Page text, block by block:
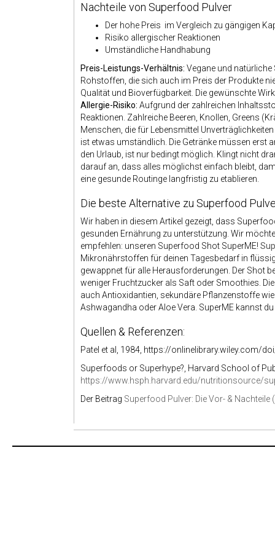
Nachteile von Superfood Pulver
Der hohe Preis im Vergleich zu gängigen
Risiko allergischer Reaktionen
Umständliche Handhabung
Preis-Leistungs-Verhältnis: Vegane und
Rohstoffen, die sich auch im Preis der Produkte
Qualität und Bioverfügbarkeit. Die gewünschte
Allergie-Risiko: Aufgrund der zahlreichen
Reaktionen. Zahlreiche Beeren, Knollen, Greens
Menschen, die für Lebensmittel
ist etwas umständlich. Die Getränke müssen erst
den Urlaub, ist nur bedingt möglich. Klingt nicht
darauf an, dass alles möglichst einfach bleibt,
eine gesunde Routinge langfristig zu etablieren.
Die beste Alternative zu Superfood
Wir haben in diesem Artikel gezeigt, dass
gesunden Ernährung zu unterstützung. Wir
empfehlen: unseren Superfood Shot SuperME!
Mikronährstoffen für deinen Tagesbedarf in
gewappnet für alle Herausforderungen. Der Shot
weniger Fruchtzucker als Saft oder Smoothies.
auch Antioxidantien, sekundäre Pflanzenstoffe
Ashwagandha oder Aloe Vera. SuperME kannst
Quellen & Referenzen:
Patel et al, 1984, https://onlinelibrary.wiley.com/
Superfoods or Superhype?, Harvard School of
https://www.hsph.harvard.edu/nutritionsource/
Der Beitrag Superfood Pulver: Die Vor- & Nachteile